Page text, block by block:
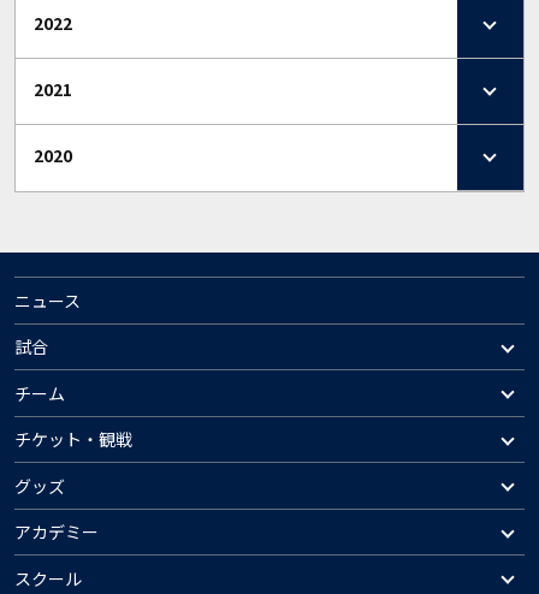
2022
2021
2020
ニュース
試合
チーム
チケット・観戦
グッズ
アカデミー
スクール